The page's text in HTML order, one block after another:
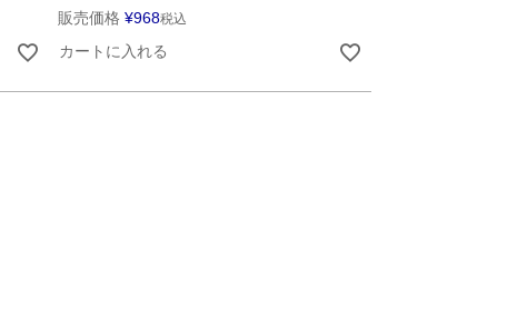
販売価格 ¥968税込
カートに入れる